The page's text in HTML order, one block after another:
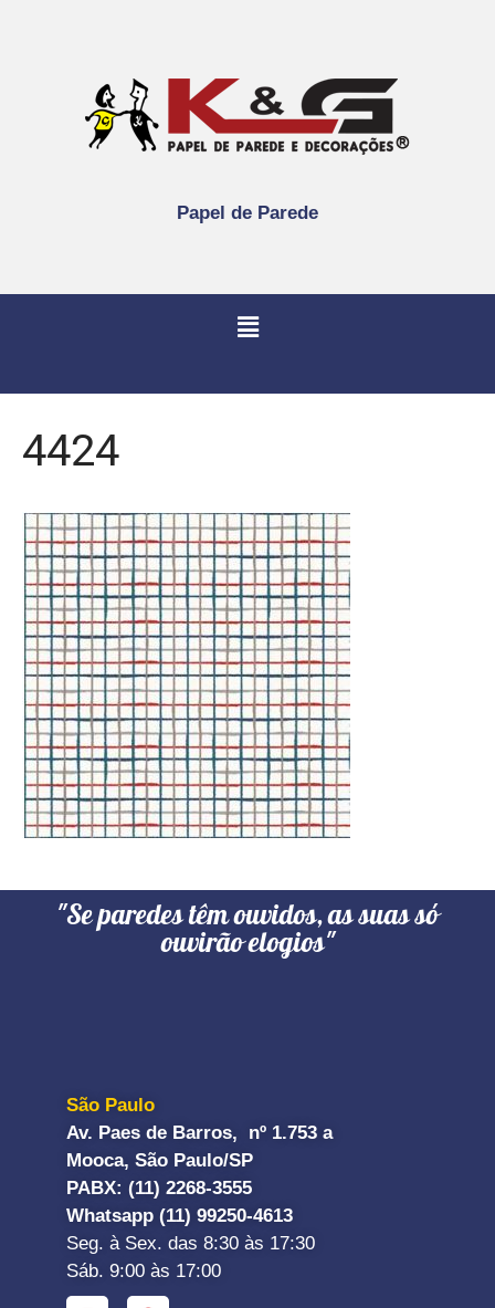
Papel de Parede
4424
"Se paredes têm ouvidos, as suas só
ouvirão elogios"
São Paulo
Av. Paes de Barros, nº 1.753 a
Mooca, São Paulo/SP
PABX: (11) 2268-3555
Whatsapp (11) 99250-4613
Seg. à Sex. das 8:30 às 17:30
Sáb. 9:00 às 17:00